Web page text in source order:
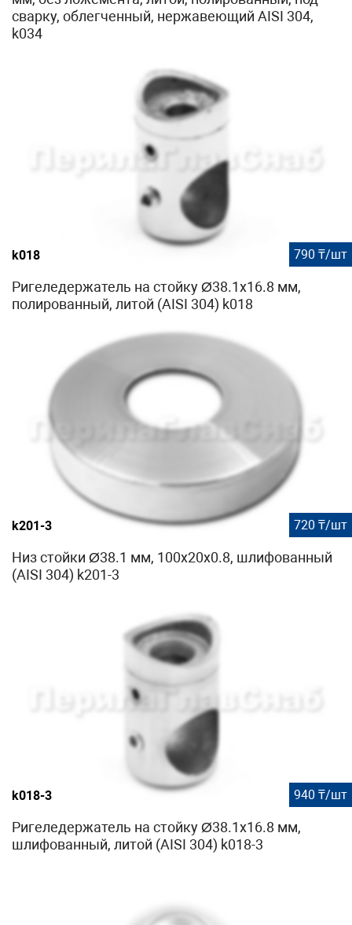
сварку, облегченный, нержавеющий AISI 304,
k034
k018 790 ₸/шт
Ригеледержатель на стойку Ø38.1х16.8 мм,
полированный, литой (AISI 304) k018
k201-3 720 ₸/шт
Низ стойки Ø38.1 мм, 100х20х0.8, шлифованный
(AISI 304) k201-3
k018-3 940 ₸/шт
Ригеледержатель на стойку Ø38.1х16.8 мм,
шлифованный, литой (AISI 304) k018-3